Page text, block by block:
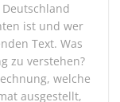
ist und wer
Text. Was
zu verstehen?
welche
ausgestellt,